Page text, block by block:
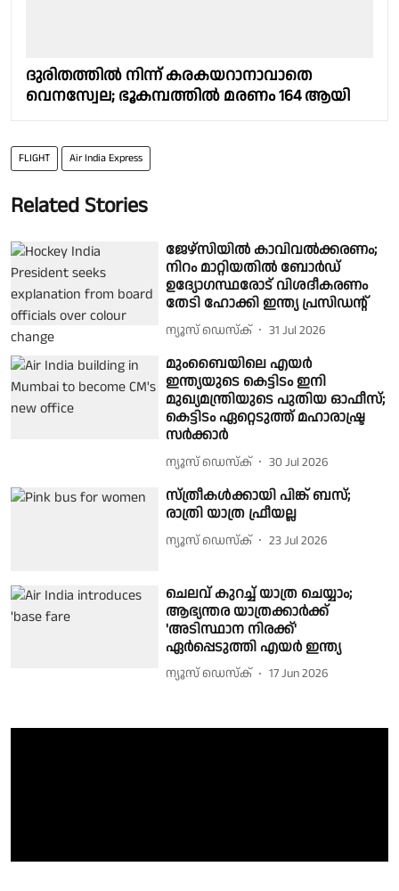
ദുരിതത്തില്‍ നിന്ന് കരകയറാനാവാതെ
വെനസ്വേല; ഭൂകമ്പത്തില്‍ മരണം 164 ആയി
FLIGHT Air India Express
Related Stories
ജേഴ്സിയിൽ കാവിവൽക്കരണം;
നിറം മാറ്റിയതിൽ ബോർഡ്
ഉദ്യോഗസ്ഥരോട് വിശദീകരണം
തേടി ഹോക്കി ഇന്ത്യ പ്രസിഡൻ്റ്
ന്യൂസ് ഡെസ്ക് 31 Jul 2026
മുംബൈയിലെ എയർ
ഇന്ത്യയുടെ കെട്ടിടം ഇനി
മുഖ്യമന്ത്രിയുടെ പുതിയ ഓഫീസ്;
കെട്ടിടം ഏറ്റെടുത്ത് മഹാരാഷ്ട്ര
സർക്കാർ
ന്യൂസ് ഡെസ്ക് 30 Jul 2026
സ്ത്രീകൾക്കായി പിങ്ക് ബസ്;
രാത്രി യാത്ര ഫ്രീയല്ല
ന്യൂസ് ഡെസ്ക് 23 Jul 2026
ചെലവ് കുറച്ച് യാത്ര ചെയ്യാം;
ആഭ്യന്തര യാത്രക്കാർക്ക്
'അടിസ്ഥാന നിരക്ക്'
ഏർപ്പെടുത്തി എയർ ഇന്ത്യ
ന്യൂസ് ഡെസ്ക് 17 Jun 2026